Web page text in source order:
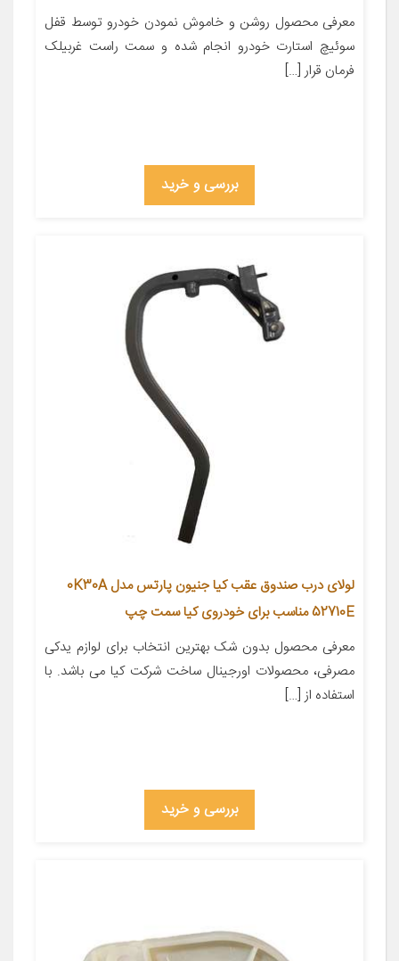
معرفی محصول روشن و خاموش نمودن خودرو توسط قفل
سوئیچ استارت خودرو انجام شده و سمت راست غربیلک
فرمان قرار […]
بررسی و خرید
لولای درب صندوق عقب کیا جنیون پارتس مدل 0K30A
52710E مناسب برای خودروی کیا سمت چپ
معرفی محصول بدون شک بهترین انتخاب برای لوازم یدکی
مصرفی، محصولات اورجینال ساخت شرکت کیا می باشد. با
استفاده از […]
بررسی و خرید